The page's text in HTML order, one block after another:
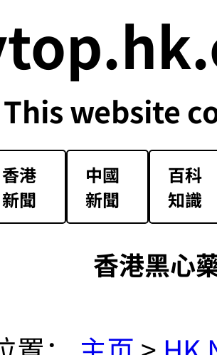
This website
香港
新聞
中國
新聞
百科
知識
香港黑心